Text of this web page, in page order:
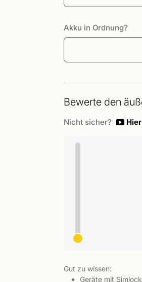
Akku in Ordnung?
Bewerte den
Nicht sicher?
Gut zu wissen:
Geräte mit